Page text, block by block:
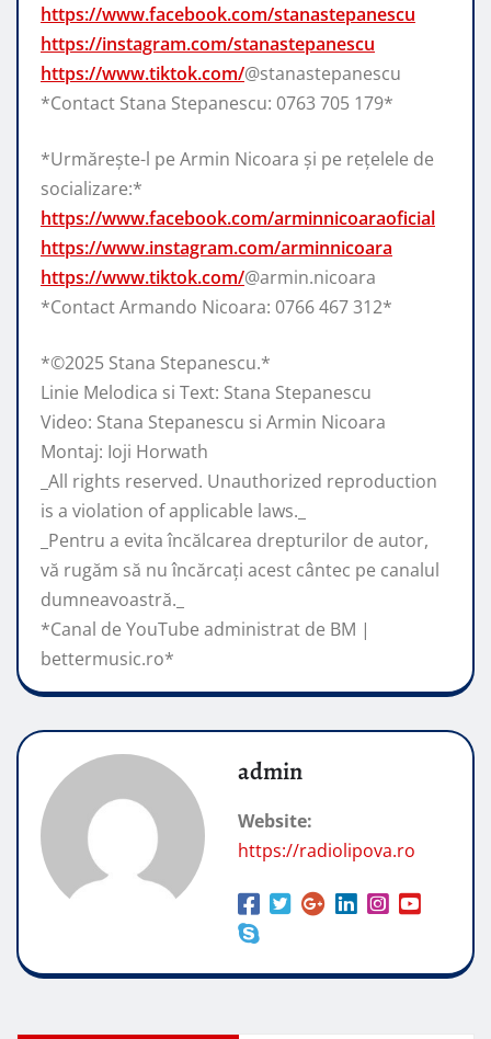
https://www.facebook.com/stanastepanescu
https://instagram.com/stanastepanescu
https://www.tiktok.com/@stanastepanescu
*Contact Stana Stepanescu: 0763 705 179*
*Urmărește-l pe Armin Nicoara și pe rețelele de
socializare:*
https://www.facebook.com/arminnicoaraoficial
https://www.instagram.com/arminnicoara
https://www.tiktok.com/@armin.nicoara
*Contact Armando Nicoara: 0766 467 312*
*©️2025 Stana Stepanescu.*
Linie Melodica si Text: Stana Stepanescu
Video: Stana Stepanescu si Armin Nicoara
Montaj: Ioji Horwath
_All rights reserved. Unauthorized reproduction
is a violation of applicable laws._
_Pentru a evita încălcarea drepturilor de autor,
vă rugăm să nu încărcați acest cântec pe canalul
dumneavoastră._
*Canal de YouTube administrat de BM |
bettermusic.ro*
admin
Website:
https://radiolipova.ro